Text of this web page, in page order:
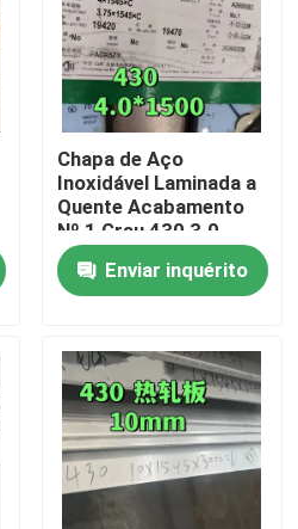
Chapa de Aço
Inoxidável Laminada a
Quente Acabamento
Nº 1 Grau 430 3.0 -
10.0mm Chapa SS 430
da TISCOEnviar inquérito